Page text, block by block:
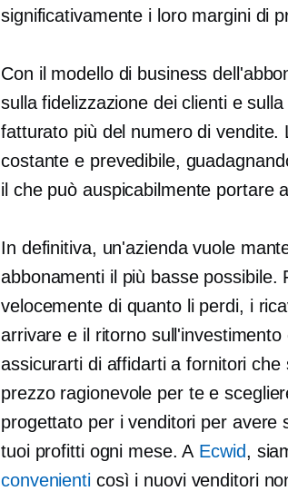
significativamente i loro margini di
Con il modello di business
sulla fidelizzazione dei clienti e
fatturato più del numero di
costante e prevedibile,
il che può auspicabilmente portare
In definitiva, un'azienda vuole
abbonamenti il ​​più basse possibile.
velocemente di quanto li perdi, i
arrivare e il ritorno
assicurarti di affidarti a fornitori
prezzo ragionevole per te e
progettato per i venditori per
tuoi profitti ogni mese. A Ecwid,
convenienticosì i nuovi venditori